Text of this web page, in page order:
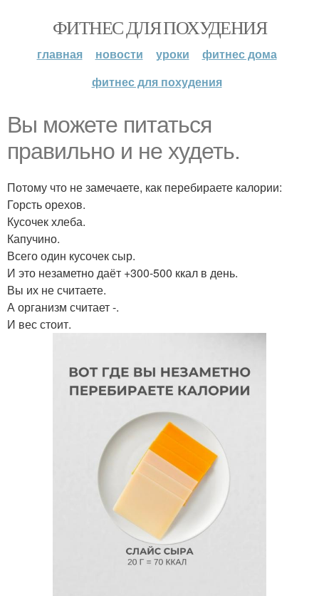
ФИТНЕС ДЛЯ ПОХУДЕНИЯ
главная новости уроки
фитнес дома
фитнес для похудения
Вы можете питаться
правильно и не худеть.
Потому что не замечаете, как перебираете калории:
Горсть орехов.
Кусочек хлеба.
Капучино.
Всего один кусочек сыр.
И это незаметно даёт +300-500 ккал в день.
Вы их не считаете.
А организм считает -.
И вес стоит.